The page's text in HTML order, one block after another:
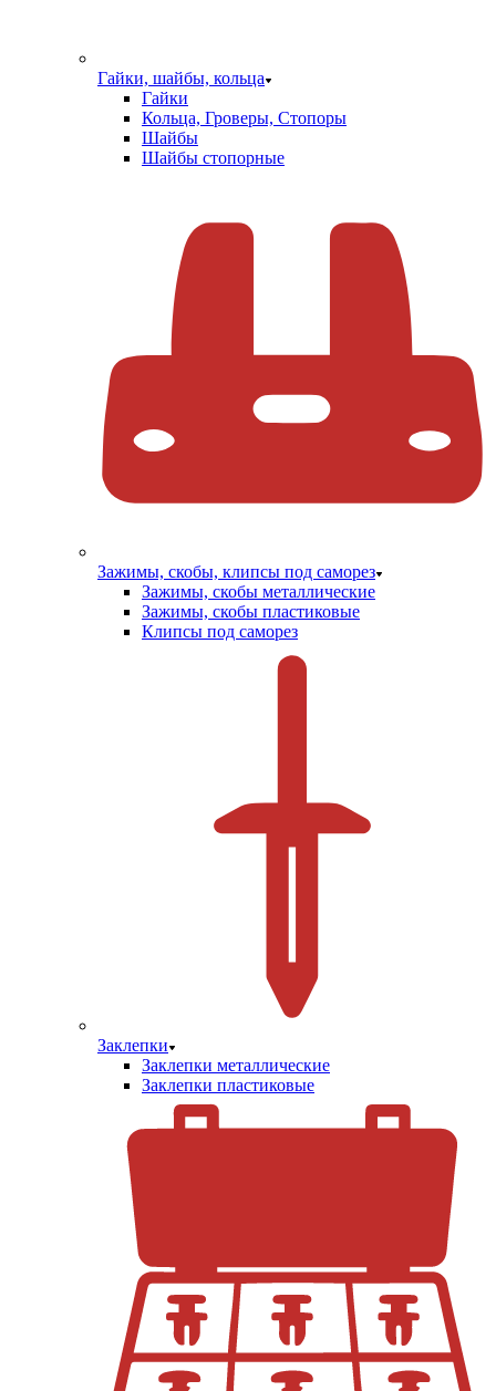
Гайки, шайбы, кольца
Гайки
Кольца, Гроверы, Стопоры
Шайбы
Шайбы стопорные
Зажимы, скобы, клипсы под саморез
Зажимы, скобы металлические
Зажимы, скобы пластиковые
Клипсы под саморез
Заклепки
Заклепки металлические
Заклепки пластиковые